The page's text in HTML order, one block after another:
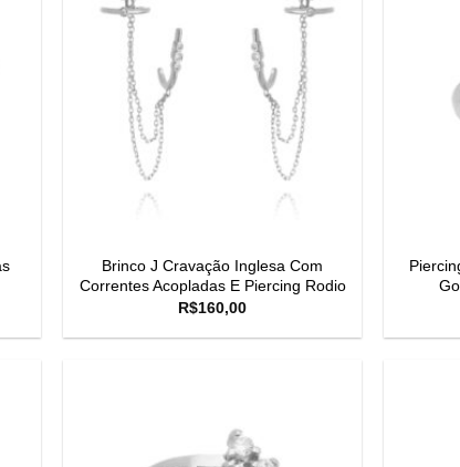
Brinco J Cravação Inglesa Com
Correntes Acopladas E Piercing Rodio
R$160,00